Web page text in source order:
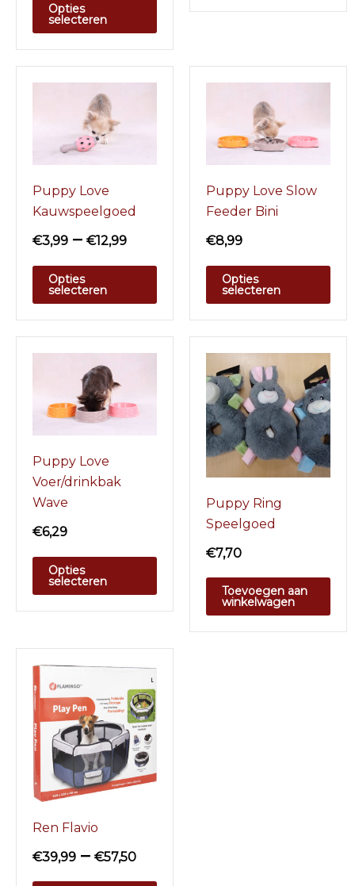
Opties
selecteren
Puppy Love
Kauwspeelgoed
€3,99 – €12,99
Opties
selecteren
Puppy Love Slow
Feeder Bini
€8,99
Opties
selecteren
Puppy Love
Voer/drinkbak
Wave
€6,29
Opties
selecteren
Puppy Ring
Speelgoed
€7,70
Toevoegen aan
winkelwagen
Ren Flavio
€39,99 – €57,50